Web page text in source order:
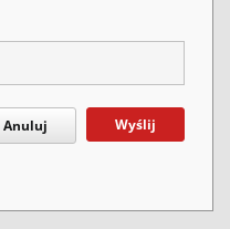
Anuluj Wyślij